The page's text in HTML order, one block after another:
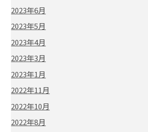
2023年6月
2023年5月
2023年4月
2023年3月
2023年1月
2022年11月
2022年10月
2022年8月